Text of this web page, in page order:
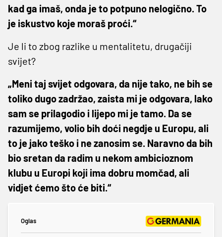
kad ga imaš, onda je to potpuno nelogično. To
je iskustvo koje moraš proći.“
Je li to zbog razlike u mentalitetu, drugačiji
svijet?
„Meni taj svijet odgovara, da nije tako, ne bih se
toliko dugo zadržao, zaista mi je odgovara, lako
sam se prilagodio i lijepo mi je tamo. Da se
razumijemo, volio bih doći negdje u Europu, ali
to je jako teško i ne zanosim se. Naravno da bih
bio sretan da radim u nekom ambicioznom
klubu u Europi koji ima dobru momčad, ali
vidjet ćemo što će biti.“
Oglas